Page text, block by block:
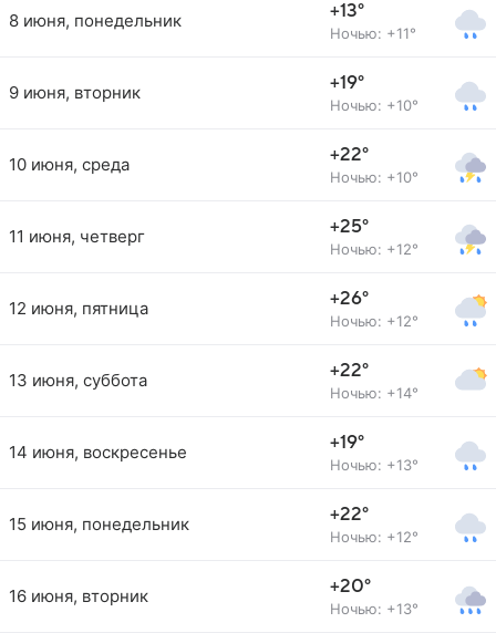
8 июня, понедельник +13°
Ночью: +11°
9 июня, вторник +19°
Ночью: +10°
10 июня, среда +22°
Ночью: +10°
11 июня, четверг +25°
Ночью: +12°
12 июня, пятница +26°
Ночью: +12°
13 июня, суббота +22°
Ночью: +14°
14 июня, воскресенье +19°
Ночью: +13°
15 июня, понедельник +22°
Ночью: +12°
16 июня, вторник +20°
Ночью: +13°